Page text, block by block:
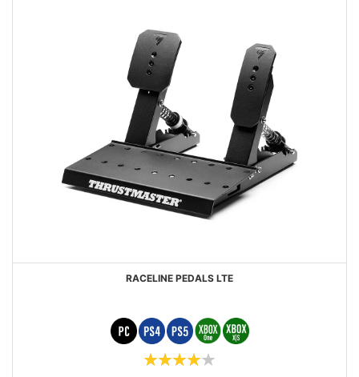
RACELINE PEDALS LTE